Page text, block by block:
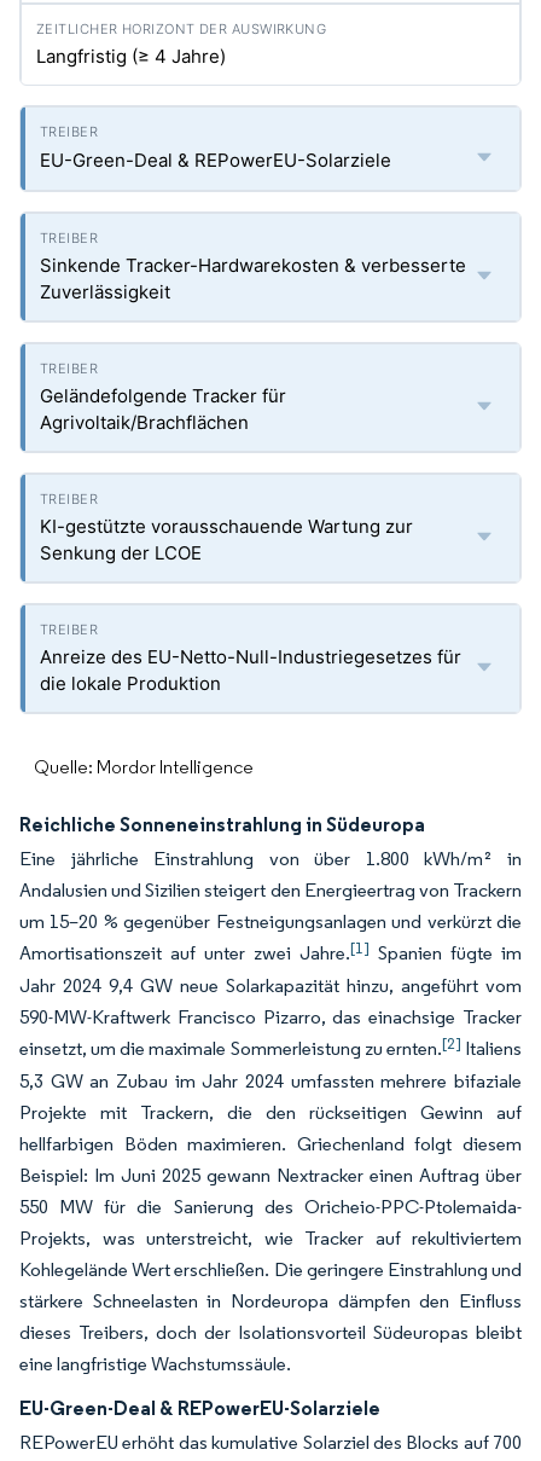
Langfristig (≥ 4 Jahre)
EU-Green-Deal & REPowerEU-Solarziele
Sinkende Tracker-Hardwarekosten & verbesserte
Zuverlässigkeit
Geländefolgende Tracker für
Agrivoltaik/Brachflächen
KI-gestützte vorausschauende Wartung zur
Senkung der LCOE
Anreize des EU-Netto-Null-Industriegesetzes für
die lokale Produktion
Quelle: Mordor Intelligence
Reichliche Sonneneinstrahlung in Südeuropa
Eine jährliche Einstrahlung von über 1.800 kWh/m² in
Andalusien und Sizilien steigert den Energieertrag von Trackern
um 15–20 % gegenüber Festneigungsanlagen und verkürzt die
Amortisationszeit auf unter zwei Jahre.[1] Spanien fügte im
Jahr 2024 9,4 GW neue Solarkapazität hinzu, angeführt vom
590-MW-Kraftwerk Francisco Pizarro, das einachsige Tracker
einsetzt, um die maximale Sommerleistung zu ernten.[2] Italiens
5,3 GW an Zubau im Jahr 2024 umfassten mehrere bifaziale
Projekte mit Trackern, die den rückseitigen Gewinn auf
hellfarbigen Böden maximieren. Griechenland folgt diesem
Beispiel: Im Juni 2025 gewann Nextracker einen Auftrag über
550 MW für die Sanierung des Oricheio-PPC-Ptolemaida-
Projekts, was unterstreicht, wie Tracker auf rekultiviertem
Kohlegelände Wert erschließen. Die geringere Einstrahlung und
stärkere Schneelasten in Nordeuropa dämpfen den Einfluss
dieses Treibers, doch der Isolationsvorteil Südeuropas bleibt
eine langfristige Wachstumssäule.
EU-Green-Deal & REPowerEU-Solarziele
REPowerEU erhöht das kumulative Solarziel des Blocks auf 700